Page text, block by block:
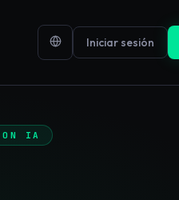
Iniciar sesión
IA